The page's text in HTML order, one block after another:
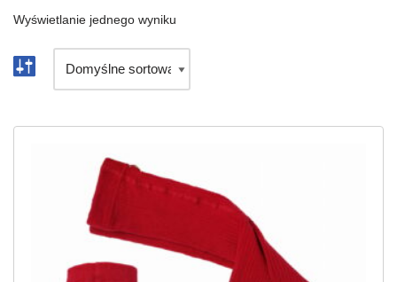
Wyświetlanie jednego wyniku